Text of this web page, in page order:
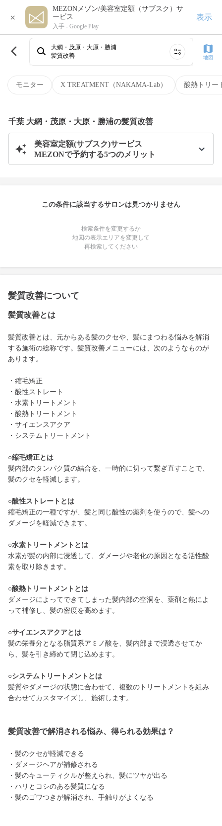
×
MEZONメゾン/美容室定額（サブスク）サ
ービス
入手 - Google Play
表示
モニター X TREATMENT（NAKAMA-Lab） 酸熱トリー
大網・茂原・大原・勝浦
髪質改善
地図
千葉 大網・茂原・大原・勝浦の髪質改善
美容室定額(サブスク)サービス
MEZONで予約する5つのメリット
この条件に該当するサロンは見つかりません
検索条件を変更するか
地図の表示エリアを変更して
再検索してください
髪質改善について
髪質改善とは
髪質改善とは、元からある髪のクセや、髪にまつわる悩みを解消
する施術の総称です。髪質改善メニューには、次のようなものが
あります。
・縮毛矯正
・酸性ストレート
・水素トリートメント
・酸熱トリートメント
・サイエンスアクア
・システムトリートメント
○縮毛矯正とは
髪内部のタンパク質の結合を、一時的に切って繋ぎ直すことで、
髪のクセを軽減します。
○酸性ストレートとは
縮毛矯正の一種ですが、髪と同じ酸性の薬剤を使うので、髪への
ダメージを軽減できます。
○水素トリートメントとは
水素が髪の内部に浸透して、ダメージや老化の原因となる活性酸
素を取り除きます。
○酸熱トリートメントとは
ダメージによってできてしまった髪内部の空洞を、薬剤と熱によ
って補修し、髪の密度を高めます。
○サイエンスアクアとは
髪の栄養分となる脂質系アミノ酸を、髪内部まで浸透させてか
ら、髪を引き締めて閉じ込めます。
○システムトリートメントとは
髪質やダメージの状態に合わせて、複数のトリートメントを組み
合わせてカスタマイズし、施術します。
髪質改善で解消される悩み、得られる効果は？
・髪のクセが軽減できる
・ダメージヘアが補修される
・髪のキューティクルが整えられ、髪にツヤが出る
・ハリとコシのある髪質になる
・髪のゴワつきが解消され、手触りがよくなる